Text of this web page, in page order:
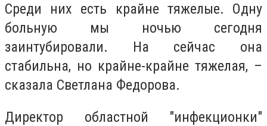
Среди них есть крайне тяжелые. Одну
больную мы ночью сегодня
заинтубировали. На сейчас она
стабильна, но крайне-крайне тяжелая, –
сказала Светлана Федорова.
Директор областной "инфекционки"